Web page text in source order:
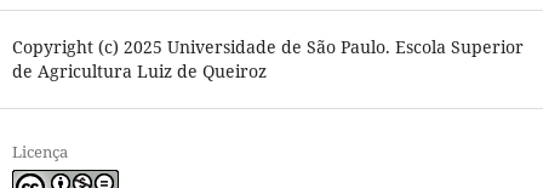
Copyright (c) 2025 Universidade de São Paulo. Escola Superior
de Agricultura Luiz de Queiroz
Licença